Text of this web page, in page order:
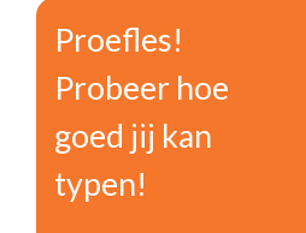
Proefles!
Probeer hoe
goed jij kan
typen!